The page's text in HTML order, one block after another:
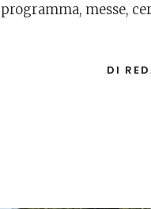
programma, messe,
DI